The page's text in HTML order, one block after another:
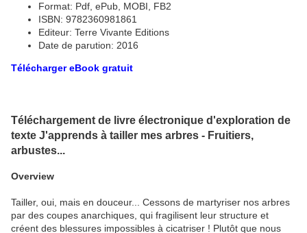
Format: Pdf, ePub, MOBI, FB2
ISBN: 9782360981861
Editeur: Terre Vivante Editions
Date de parution: 2016
Télécharger eBook gratuit
Téléchargement de livre électronique d'exploration de
texte J'apprends à tailler mes arbres - Fruitiers,
arbustes...
Overview
Tailler, oui, mais en douceur... Cessons de martyriser nos arbres
par des coupes anarchiques, qui fragilisent leur structure et
créent des blessures impossibles à cicatriser ! Plutôt que nous